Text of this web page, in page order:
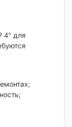
4" для